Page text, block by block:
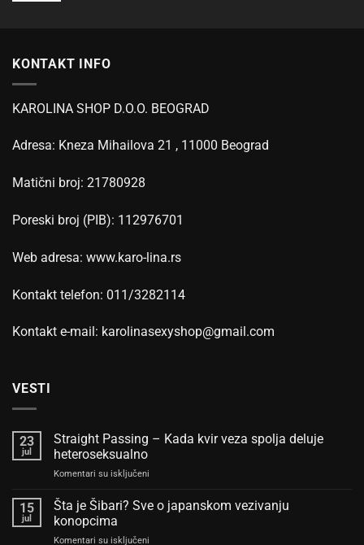
KONTAKT INFO
KAROLINA SHOP D.O.O. BEOGRAD
Adresa: Kneza Mihailova 21 , 11000 Beograd
Matični broj: 21780928
Poreski broj (PIB): 112976701
Web adresa: www.karo-lina.rs
Kontakt telefon: 011/3282114
Kontakt e-mail: karolinasexyshop@gmail.com
VESTI
23
jul
Straight Passing – Kada kvir veza spolja deluje
heteroseksualno
Komentari su isključeni
Passing
15
jul
Šta je Šibari? Sve o japanskom vezivanju
konopcima
Komentari su isključeni